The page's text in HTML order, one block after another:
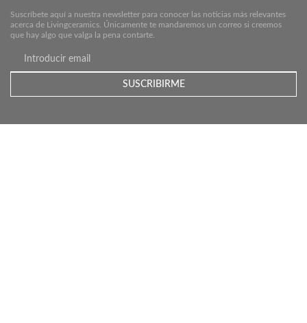
Suscríbete aquí a nuestra newsletter para conocer las noticias más relevantes
acerca de Livingceramics. Únicamente te mandaremos un correo si creemos
que hay algo que valga la pena contarte.